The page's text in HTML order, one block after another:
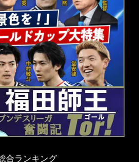
合ランキング